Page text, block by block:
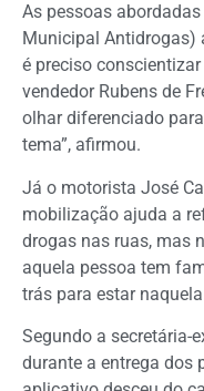
As pessoas
Municipal Antidrogas)
é preciso
vendedor Rubens de
olhar diferenciado
tema”, afirmou.
Já o motorista José
mobilização ajuda a
drogas nas ruas, mas
aquela pessoa tem
trás para estar
Segundo a secretária-
durante a entrega dos